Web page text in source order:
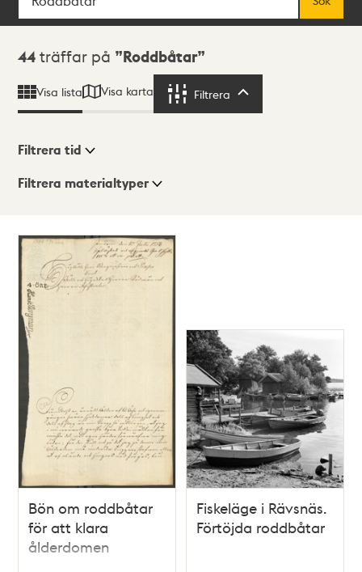
Sökresultat
44 träffar på Roddbåtar
Visa lista Visa karta Filtrera
Visningsläge
Karta
Filtrera tid
Filtrera materialtyper
träffar
Bön om roddbåtar
för att klara
ålderdomen
Fiskeläge i Rävsnäs.
Förtöjda roddbåtar